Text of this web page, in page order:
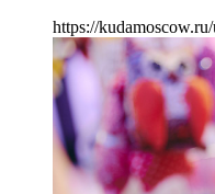
https://